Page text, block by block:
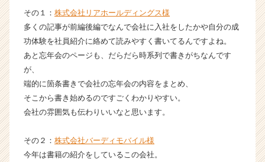
リ
ア
（C
e
e
r
r
e
その１： 株式会社リアホールディングス様
多くの記事が前編後編でなんで会社に入社をしたかや自分の成
功体験を社員紹介に絡めて読みやすく書いてるんですよね。
あと忘年会のページも、だらだら時系列で書きがちなんです
が、
端的に箇条書きで会社の忘年会の内容をまとめ、
そこから書き始めるのですごくわかりやすい。
会社の雰囲気も伝わりいいなと思います。
その２： 株式会社バーディモバイル様
今年は書籍の紹介をしているこの会社。